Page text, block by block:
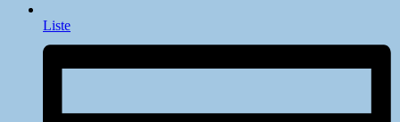
Liste